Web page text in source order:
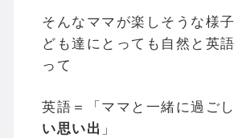
そんなママが楽しそうな様
ども達にとっても自然と英
って
英語＝「ママと一緒に過ご
い思い出 」